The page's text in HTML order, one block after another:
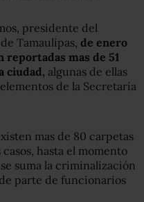
presidente del
Tamaulipas, de enero
reportadas mas de 51
ciudad, algunas de ellas
de la Secretaría
mas de 80 carpetas
hasta el momento
suma la criminalización
parte de funcionarios